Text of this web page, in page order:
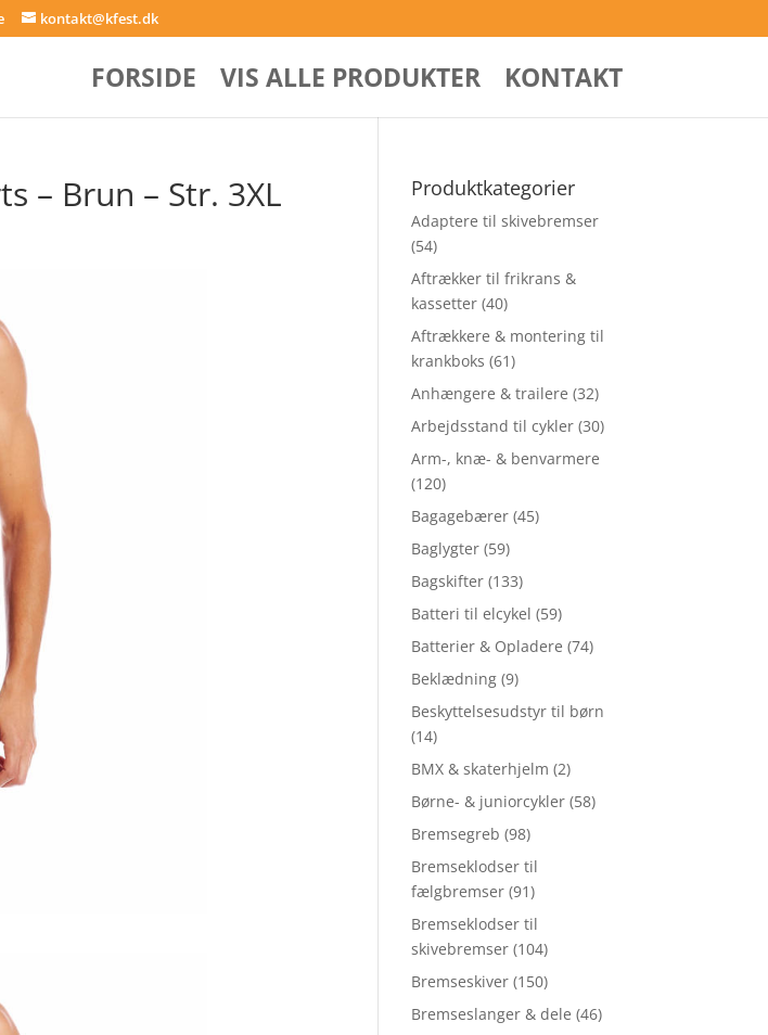
kontakt@kfest.dk
FORSIDE VIS ALLE PRODUKTER KONTAKT
– Brun – Str. 3XL Produktkategorier
Adaptere til skivebremser
(54)
Aftrækker til frikrans &
kassetter (40)
Aftrækkere & montering til
krankboks (61)
Anhængere & trailere (32)
Arbejdsstand til cykler (30)
Arm-, knæ- & benvarmere
(120)
Bagagebærer (45)
Baglygter (59)
Bagskifter (133)
Batteri til elcykel (59)
Batterier & Opladere (74)
Beklædning (9)
Beskyttelsesudstyr til børn
(14)
BMX & skaterhjelm (2)
Børne- & juniorcykler (58)
Bremsegreb (98)
Bremseklodser til
fælgbremser (91)
Bremseklodser til
skivebremser (104)
Bremseskiver (150)
Bremseslanger & dele (46)